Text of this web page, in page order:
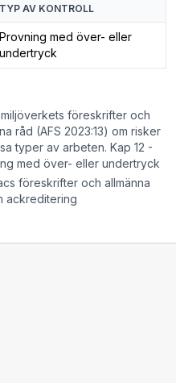
TYP AV KONTROLL
Provning med över- eller
undertryck
föreskrifter och
råd (AFS 2023:13) om risker
typer av arbeten. Kap 12 -
med över- eller undertryck
föreskrifter och allmänna
ackreditering